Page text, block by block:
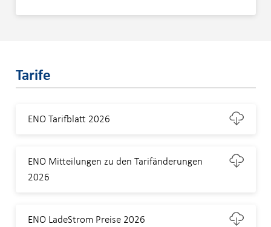
Tarife
ENO Tarifblatt 2026
ENO Mitteilungen zu den Tarifänderungen
2026
ENO LadeStrom Preise 2026